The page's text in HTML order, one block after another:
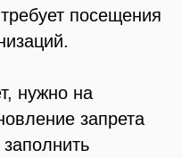
посещения
нужно на
запрета